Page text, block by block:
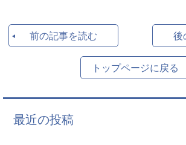
前の記事を読む 後
トップページに戻る
最近の投稿